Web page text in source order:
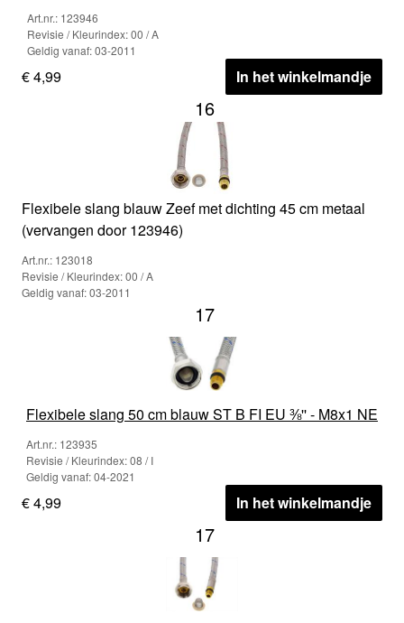
Art.nr.: 123946
Revisie / Kleurindex: 00 / A
Geldig vanaf: 03-2011
€ 4,99 In het winkelmandje
16
Flexibele slang blauw Zeef met dichting 45 cm metaal
(vervangen door 123946)
Art.nr.: 123018
Revisie / Kleurindex: 00 / A
Geldig vanaf: 03-2011
17
Flexibele slang 50 cm blauw ST B FI EU ⅜'' - M8x1 NE
Art.nr.: 123935
Revisie / Kleurindex: 08 / I
Geldig vanaf: 04-2021
€ 4,99 In het winkelmandje
17